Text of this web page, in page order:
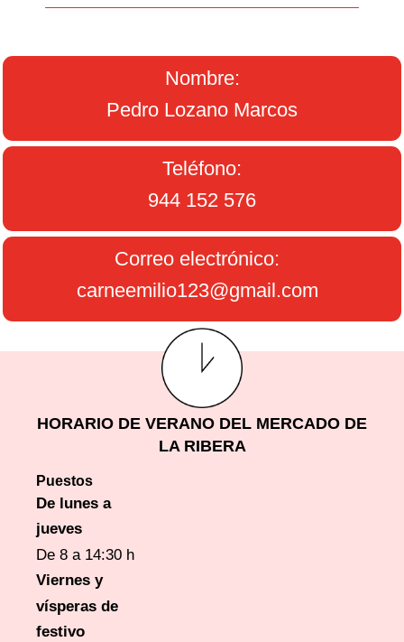
Nombre:
Pedro Lozano Marcos
Teléfono:
944 152 576
Correo electrónico:
carneemilio123@gmail.com
HORARIO DE VERANO DEL MERCADO DE
LA RIBERA
Puestos
De lunes a
jueves
De 8 a 14:30 h
Viernes y
vísperas de
festivo